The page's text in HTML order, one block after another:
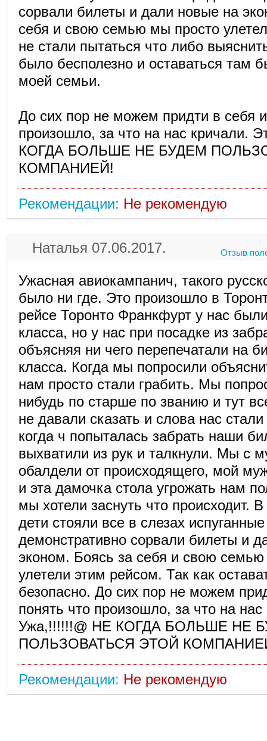
сорвали билеты и дали новые на
себя и свою семью мы просто
не стали пытаться что либо
было бесполезно и оставаться там
моей семьи.
До сих пор не можем придти в себя
произошло, за что на нас кричали.
КОГДА БОЛЬШЕ НЕ БУДЕМ
КОМПАНИЕЙ!
Рекомендации: Не рекомендую
Наталья 07.06.2017. Отзыв
Ужасная авиокампанич, такого
было ни где. Это произошло в
рейсе Торонто Франкфурт у нас
класса, но у нас при посадке из
объясняя ни чего перепечатали на
класса. Когда мы попросили
нам просто стали грабить. Мы
нибудь по старше по званию и тут
не давали сказать и слова нас
когда ч попыталась забрать наши
выхватили из рук и талкнули. Мы с
обалдели от происходящего, мой
и эта дамочка стола угрожать нам
мы хотели заснуть что происходит. В
дети стояли все в слезах
демонстративно сорвали билеты и
эконом. Боясь за себя и свою
улетели этим рейсом. Так как
безопасно. До сих пор не можем
понять что произошло, за что на
Ужа,!!!!!!@ НЕ КОГДА БОЛЬШЕ НЕ
ПОЛЬЗОВАТЬСЯ ЭТОЙ
Рекомендации: Не рекомендую